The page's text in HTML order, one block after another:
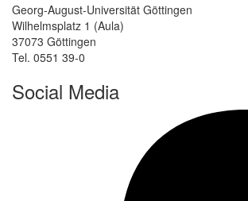
Georg-August-Universität Göttingen
Wilhelmsplatz 1 (Aula)
37073 Göttingen
Tel. 0551 39-0
Social Media